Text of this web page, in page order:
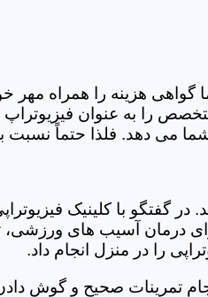
هزینه را همراه مهر
را به عنوان فیزیوتراپ
می دهد. فلذا حتماً نسبت
در گفتگو با کلینیک
آسیب های ورزشی،
را در منزل انجام داد.
تمرینات صحیح و گوش